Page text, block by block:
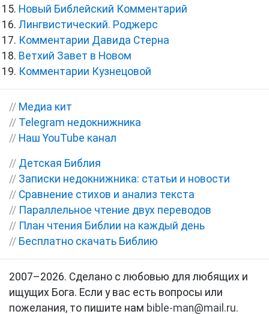
Новый Библейский Комментарий
Лингвистический. Роджерс
Комментарии Давида Стерна
Ветхий Завет в Новом
Комментарии Кузнецовой
// Медиа кит
// Telegram недокнижника
// Наш YouTube канал
// Детская Библия
// Записки недокнижника: статьи и новости
// Сравнение стихов и анализ текста
// Параллельное чтение двух переводов
// План чтения Библии на каждый день
// Бесплатно скачать Библию
2007–2026. Сделано с любовью для любящих и
ищущих Бога. Если у вас есть вопросы или
пожелания, то пишите нам bible-man@mail.ru.